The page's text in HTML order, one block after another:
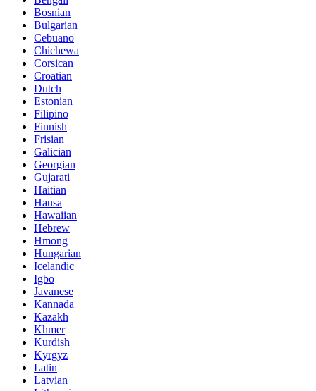
Bosnian
Bulgarian
Cebuano
Chichewa
Corsican
Croatian
Dutch
Estonian
Filipino
Finnish
Frisian
Galician
Georgian
Gujarati
Haitian
Hausa
Hawaiian
Hebrew
Hmong
Hungarian
Icelandic
Igbo
Javanese
Kannada
Kazakh
Khmer
Kurdish
Kyrgyz
Latin
Latvian